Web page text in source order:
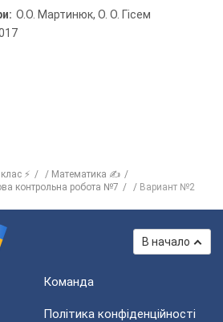
О.О. Мартинюк, О. О. Гісем
⚡
Математика ✍
контрольна робота №7 Вариант №2
В начало
Команда
Політика конфіденційності